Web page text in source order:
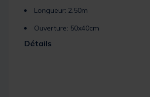
Longueur: 2.50m
Ouverture: 50x40cm
Détails